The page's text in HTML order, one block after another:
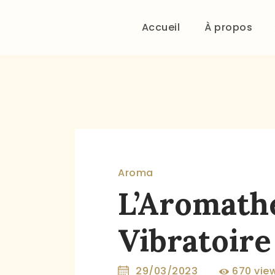
Accueil À propos
Aroma
Vibratoire
29/03/2023 670